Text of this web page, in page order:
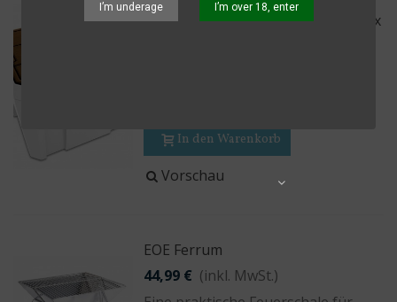
I’m underage I’m over 18, enter
Petromax Haft-Auflage Für Kühlbox
In den Warenkorb
Vorschau
EOE Ferrum
44,99 € (inkl. MwSt.)